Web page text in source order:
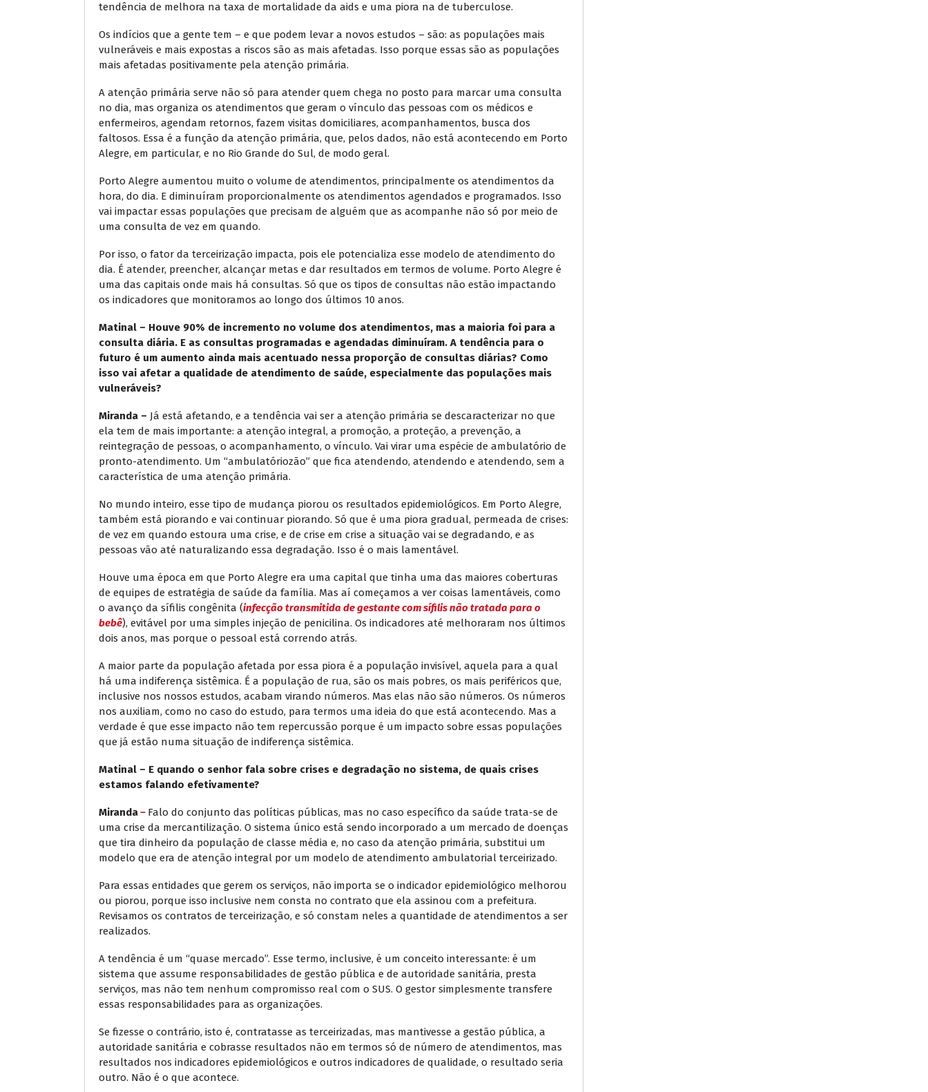
tendência de melhora na taxa de mortalidade da aids e uma piora na de tuberculose.
Os indícios que a gente tem – e que podem levar a novos estudos – são: as populações mais
vulneráveis e mais expostas a riscos são as mais afetadas. Isso porque essas são as populações
mais afetadas positivamente pela atenção primária.
A atenção primária serve não só para atender quem chega no posto para marcar uma consulta
no dia, mas organiza os atendimentos que geram o vínculo das pessoas com os médicos e
enfermeiros, agendam retornos, fazem visitas domiciliares, acompanhamentos, busca dos
faltosos. Essa é a função da atenção primária, que, pelos dados, não está acontecendo em Porto
Alegre, em particular, e no Rio Grande do Sul, de modo geral.
Porto Alegre aumentou muito o volume de atendimentos, principalmente os atendimentos da
hora, do dia. E diminuíram proporcionalmente os atendimentos agendados e programados. Isso
vai impactar essas populações que precisam de alguém que as acompanhe não só por meio de
uma consulta de vez em quando.
Por isso, o fator da terceirização impacta, pois ele potencializa esse modelo de atendimento do
dia. É atender, preencher, alcançar metas e dar resultados em termos de volume. Porto Alegre é
uma das capitais onde mais há consultas. Só que os tipos de consultas não estão impactando
os indicadores que monitoramos ao longo dos últimos 10 anos.
Matinal – Houve 90% de incremento no volume dos atendimentos, mas a maioria foi para a
consulta diária. E as consultas programadas e agendadas diminuíram. A tendência para o
futuro é um aumento ainda mais acentuado nessa proporção de consultas diárias? Como
isso vai afetar a qualidade de atendimento de saúde, especialmente das populações mais
vulneráveis?
Miranda – Já está afetando, e a tendência vai ser a atenção primária se descaracterizar no que
ela tem de mais importante: a atenção integral, a promoção, a proteção, a prevenção, a
reintegração de pessoas, o acompanhamento, o vínculo. Vai virar uma espécie de ambulatório de
pronto-atendimento. Um “ambulatóriozão” que fica atendendo, atendendo e atendendo, sem a
característica de uma atenção primária.
No mundo inteiro, esse tipo de mudança piorou os resultados epidemiológicos. Em Porto Alegre,
também está piorando e vai continuar piorando. Só que é uma piora gradual, permeada de crises:
de vez em quando estoura uma crise, e de crise em crise a situação vai se degradando, e as
pessoas vão até naturalizando essa degradação. Isso é o mais lamentável.
Houve uma época em que Porto Alegre era uma capital que tinha uma das maiores coberturas
de equipes de estratégia de saúde da família. Mas aí começamos a ver coisas lamentáveis, como
o avanço da sífilis congênita (infecção transmitida de gestante com sífilis não tratada para o
bebê), evitável por uma simples injeção de penicilina. Os indicadores até melhoraram nos últimos
dois anos, mas porque o pessoal está correndo atrás.
A maior parte da população afetada por essa piora é a população invisível, aquela para a qual
há uma indiferença sistêmica. É a população de rua, são os mais pobres, os mais periféricos que,
inclusive nos nossos estudos, acabam virando números. Mas elas não são números. Os números
nos auxiliam, como no caso do estudo, para termos uma ideia do que está acontecendo. Mas a
verdade é que esse impacto não tem repercussão porque é um impacto sobre essas populações
que já estão numa situação de indiferença sistêmica.
Matinal – E quando o senhor fala sobre crises e degradação no sistema, de quais crises
estamos falando efetivamente?
Miranda– Falo do conjunto das políticas públicas, mas no caso específico da saúde trata-se de
uma crise da mercantilização. O sistema único está sendo incorporado a um mercado de doenças
que tira dinheiro da população de classe média e, no caso da atenção primária, substitui um
modelo que era de atenção integral por um modelo de atendimento ambulatorial terceirizado.
Para essas entidades que gerem os serviços, não importa se o indicador epidemiológico melhorou
ou piorou, porque isso inclusive nem consta no contrato que ela assinou com a prefeitura.
Revisamos os contratos de terceirização, e só constam neles a quantidade de atendimentos a ser
realizados.
A tendência é um “quase mercado”. Esse termo, inclusive, é um conceito interessante: é um
sistema que assume responsabilidades de gestão pública e de autoridade sanitária, presta
serviços, mas não tem nenhum compromisso real com o SUS. O gestor simplesmente transfere
essas responsabilidades para as organizações.
Se fizesse o contrário, isto é, contratasse as terceirizadas, mas mantivesse a gestão pública, a
autoridade sanitária e cobrasse resultados não em termos só de número de atendimentos, mas
resultados nos indicadores epidemiológicos e outros indicadores de qualidade, o resultado seria
outro. Não é o que acontece.